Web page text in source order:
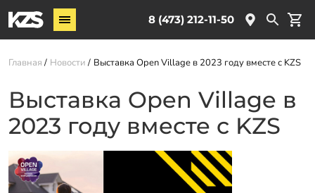
8 (473) 212-11-50
Винтовые сваи
Комплектующие
О компании
Новости
Партнёрам
Контакты
Главная Новости Выставка Open Village в 2023 году вместе с KZS
Выставка Open Village в
2023 году вместе с KZS